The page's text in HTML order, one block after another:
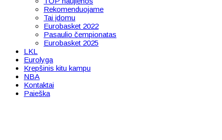
Rekomenduojame
Tai įdomu
Eurobasket 2022
Pasaulio čempionatas
Eurobasket 2025
LKL
Eurolyga
Krepšinis kitu kampu
NBA
Kontaktai
Paieška